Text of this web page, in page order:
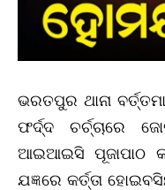
ଭରତପୁର ଥାନା
ଫର୍ଦ୍ଦ ଚର୍ଚ୍ଚାରେ
ଆଇଆଇସି ପୂଜାପାଠ
ଯଜ୍ଞରେ କର୍ତ୍ତା